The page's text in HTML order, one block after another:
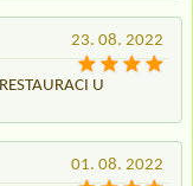
23. 08. 2022
U
01. 08. 2022